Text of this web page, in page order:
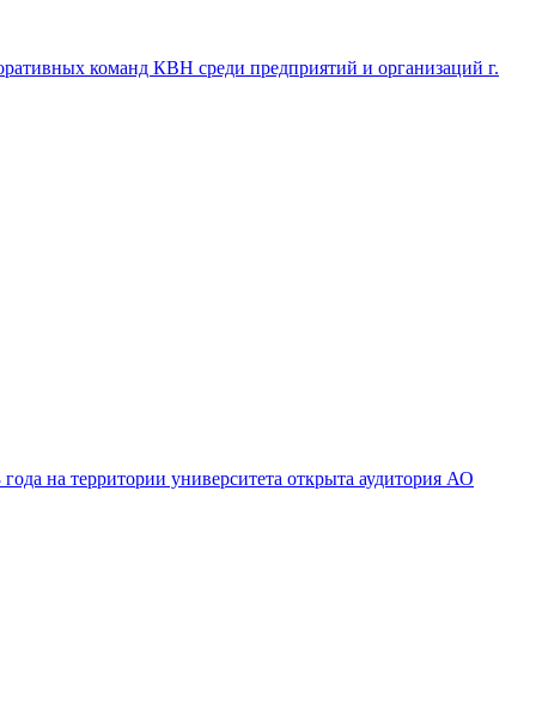
команд КВН среди предприятий и организаций г.
на территории университета открыта аудитория АО